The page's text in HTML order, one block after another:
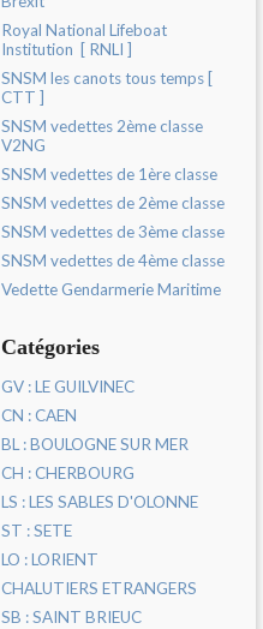
Royal National Lifeboat
Institution [ RNLI ]
SNSM les canots tous temps [
CTT ]
SNSM vedettes 2ème classe
V2NG
SNSM vedettes de 1ère classe
SNSM vedettes de 2ème classe
SNSM vedettes de 3ème classe
SNSM vedettes de 4ème classe
Vedette Gendarmerie Maritime
Catégories
GV : LE GUILVINEC
CN : CAEN
BL : BOULOGNE SUR MER
CH : CHERBOURG
LS : LES SABLES D'OLONNE
ST : SETE
LO : LORIENT
CHALUTIERS ETRANGERS
SB : SAINT BRIEUC